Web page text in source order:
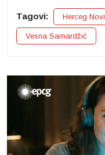
Tagovi: Herceg Novi
Vesna Samardžić